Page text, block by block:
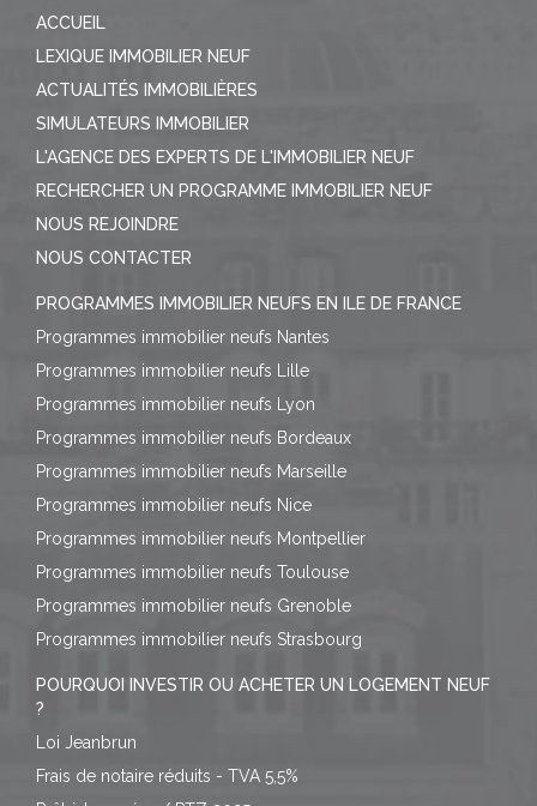
ACCUEIL
LEXIQUE IMMOBILIER NEUF
ACTUALITÉS IMMOBILIÈRES
SIMULATEURS IMMOBILIER
L'AGENCE DES EXPERTS DE L'IMMOBILIER NEUF
RECHERCHER UN PROGRAMME IMMOBILIER NEUF
NOUS REJOINDRE
NOUS CONTACTER
PROGRAMMES IMMOBILIER NEUFS EN ILE DE FRANCE
Programmes immobilier neufs Nantes
Programmes immobilier neufs Lille
Programmes immobilier neufs Lyon
Programmes immobilier neufs Bordeaux
Programmes immobilier neufs Marseille
Programmes immobilier neufs Nice
Programmes immobilier neufs Montpellier
Programmes immobilier neufs Toulouse
Programmes immobilier neufs Grenoble
Programmes immobilier neufs Strasbourg
POURQUOI INVESTIR OU ACHETER UN LOGEMENT NEUF
?
Loi Jeanbrun
Frais de notaire réduits - TVA 5,5%